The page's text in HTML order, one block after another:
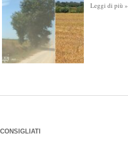
Leggi di più »
CONSIGLIATI